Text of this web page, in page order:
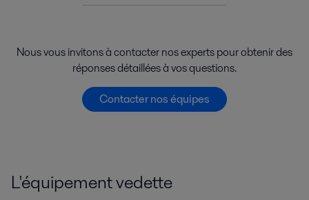
Nous vous invitons à contacter nos experts pour obtenir des
réponses détaillées à vos questions.
Contacter nos équipes
L'équipement vedette